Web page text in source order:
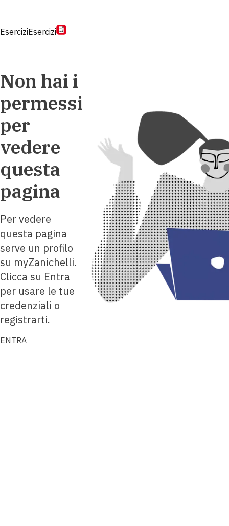
EserciziEsercizi
Non hai i
permessi
per
vedere
questa
pagina
Per vedere
questa pagina
serve un profilo
su myZanichelli.
Clicca su Entra
per usare le tue
credenziali o
registrarti.
ENTRA